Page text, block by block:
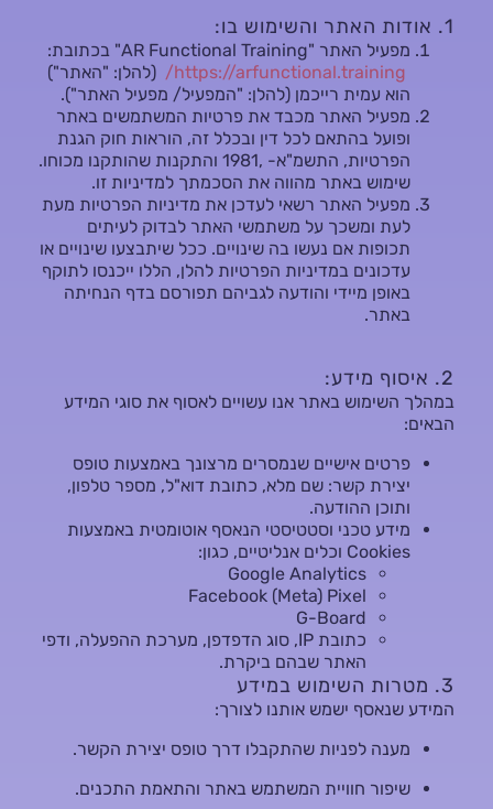
1. אודות האתר והשימוש בו:
מפעיל האתר "AR Functional Training" בכתובת:
https://arfunctional.training/
(להלן: "האתר")
הוא עמית רייכמן (להלן: "המפעיל/ מפעיל האתר").
מפעיל האתר מכבד את פרטיות המשתמשים באתר
ופועל בהתאם לכל דין ובכלל זה, הוראות חוק הגנת
הפרטיות, התשמ"א- ,1981 והתקנות שהותקנו מכוחו.
שימוש באתר מהווה את הסכמתך למדיניות זו.
מפעיל האתר רשאי לעדכן את מדיניות הפרטיות מעת
לעת ומשכך על משתמשי האתר לבדוק לעיתים
תכופות אם נעשו בה שינויים. ככל שיתבצעו שינויים או
עדכונים במדיניות הפרטיות להלן, הללו ייכנסו לתוקף
באופן מיידי והודעה לגביהם תפורסם בדף הנחיתה
באתר.
2. איסוף מידע:
במהלך השימוש באתר אנו עשויים לאסוף את סוגי המידע
הבאים:
פרטים אישיים שנמסרים מרצונך באמצעות טופס
יצירת קשר: שם מלא, כתובת דוא"ל, מספר טלפון,
ותוכן ההודעה.
מידע טכני וסטטיסטי הנאסף אוטומטית באמצעות
Cookies וכלים אנליטיים, כגון:
Google Analytics
Facebook (Meta) Pixel
G-Board
כתובת IP, סוג הדפדפן, מערכת ההפעלה, ודפי
האתר שבהם ביקרת.
3. מטרות השימוש במידע
המידע שנאסף ישמש אותנו לצורך:
מענה לפניות שהתקבלו דרך טופס יצירת הקשר.
שיפור חוויית המשתמש באתר והתאמת התכנים.